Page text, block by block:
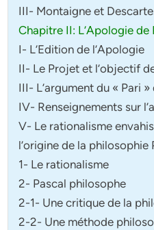
III- Montaigne et
Chapitre II: L’Apologie de
I- L’Edition de l’Apologie
II- Le Projet et l’objectif
III- L’argument du « Pari
IV- Renseignements sur
V- Le rationalisme
l’origine de la philosophie
1- Le rationalisme
2- Pascal philosophe
2-1- Une critique de la
2-2- Une méthode